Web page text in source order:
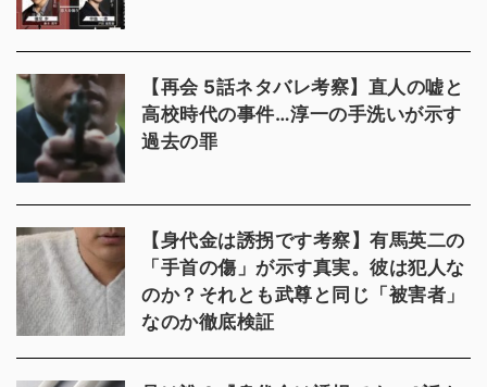
【再会 5話ネタバレ考察】直人の嘘と
高校時代の事件…淳一の手洗いが示す
過去の罪
【身代金は誘拐です考察】有馬英二の
「手首の傷」が示す真実。彼は犯人な
のか？それとも武尊と同じ「被害者」
なのか徹底検証